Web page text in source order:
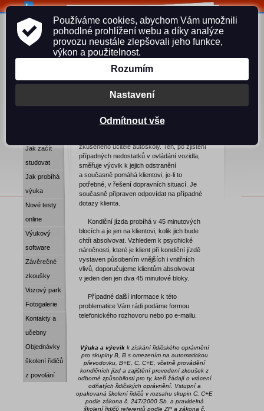
Naše činnost
Dokumenty ke
Školení řidičů
Jak začít
studovat
Jak probíhá
výuka
Nové testy
online
Výukový
software
Závěrečné
zkoušky
Vozový park
Fotogalerie
Kontakty a
učebny
Objednávky
školení řidičů
z povolání
Kondiční jízdy
Kondiční jízdy nabízíme držitelům
řidičských oprávnění, kteří z nějakého
důvodu dlouho nejezdili a nejsou si jisti, zda
budou po této době schopni zvládat vozidlo
Kondiční jízda představuje jízdu vozidlem
zkušeného učitele autoškoly. Ten, po zjištění
případných nedostatků v ovládání vozidla,
směřuje výcvik k jejich odstranění
a současně pomáhá klientovi, je-li to
potřebné, v řešení dopravních situací. Je
současně připraven odpovídat na případné
dotazy klienta.
Kondiční jízda probíhá v 45 minutových
blocích a je jen na klientovi, kolik jich bude
chtít absolvovat. Vzhledem k psychické
náročnosti, které je klient při kondiční jízdě
vystaven působením vnějších i vnitřních
vlivů, doporučujeme klientům absolvovat
v jeden den jen dva 45 minutové bloky.
Případné další informace k této
problematice Vám rádi podáme formou
telefonického rozhovoru nebo po e-mailu.
Výuka a výcvikk získání řidičského oprávnění
pro skupiny B, B s omezením na automatickou
převodovku, B+E, C, C+E, včetně provádění
kondičních jízd a zajištění provedení zkoušek z
odborné způsobilosti pro ty, kteří žádají o vrácení
odňatých řidičských oprávnění. Vstupní a
opakovaná školení řidičů v rozsahu skupin C, C+E
podle zákona č. 247/2000 Sb. a pravidelná
školení řidičů referentů podle ZP a zákona č.
Používáme cookies, abychom Vám umožnili
pohodlné prohlížení webu a díky analýze
provozu neustále zlepšovali jeho funkce,
výkon a použitelnost.
Rozumím
Nastavení
Odmítnout vše